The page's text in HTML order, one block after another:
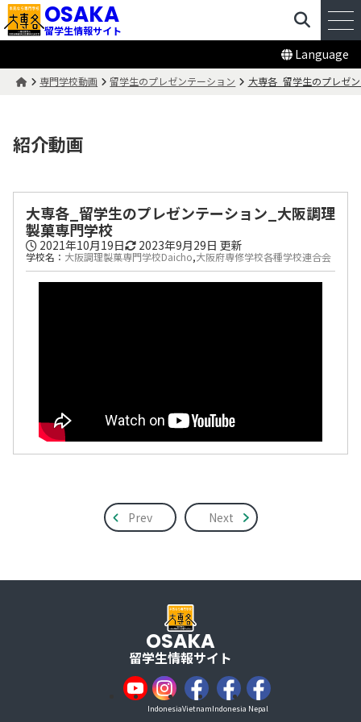
OSAKA
留学生情報サイト
Language
専門学校動画 留学生のプレゼンテーション 大専各_留学生のプレゼ
紹介動画
大専各_留学生のプレゼンテーション_大阪調理
製菓専門学校
2021年10月19日 2023年9月29日 更新
学校名： 大阪調理製菓専門学校Daicho,大阪府専修学校各種学校連合会
Prev Next
OSAKA
留学生情報サイト
IndonesiaVietnamIndonesia Nepal